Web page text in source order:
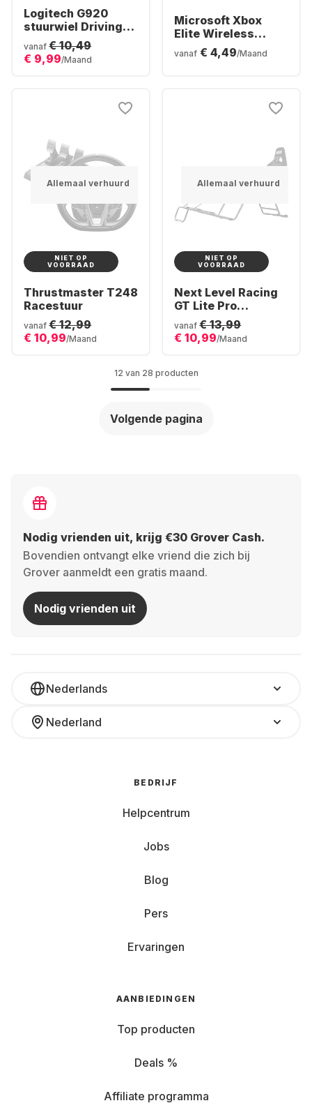
Logitech G920
stuurwiel Driving
Force Racing
vanaf € 10,49
€ 9,99/Maand
Microsoft Xbox
Elite Wireless
Controller Series 2
vanaf € 4,49/Maand
Allemaal verhuurd
NIET OP
VOORRAAD
Thrustmaster T248
Racestuur
vanaf € 12,99
€ 10,99/Maand
Allemaal verhuurd
NIET OP
VOORRAAD
Next Level Racing
GT Lite Pro
Foldable Cockpit
vanaf € 13,99
€ 10,99/Maand
12 van 28 producten
Volgende pagina
Nodig vrienden uit, krijg €30 Grover Cash.
Bovendien ontvangt elke vriend die zich bij
Grover aanmeldt een gratis maand.
Nodig vrienden uit
Nederlands
Nederland
BEDRIJF
Helpcentrum
Jobs
Blog
Pers
Ervaringen
AANBIEDINGEN
Top producten
Deals %
Affiliate programma